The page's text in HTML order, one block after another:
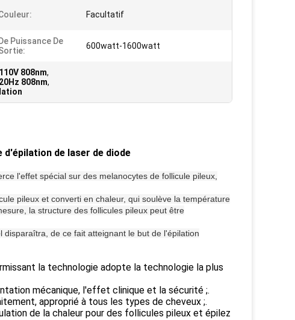
Facultatif
De Puissance De
600watt-1600watt
808nm,
808nm,
de laser de diode
l'effet spécial sur des melanocytes de follicule pileux,
pileux et converti en chaleur, qui soulève la température
la structure des follicules pileux peut être
de ce fait atteignant le but de l'épilation
la technologie adopte la technologie la plus
mécanique, l'effet clinique et la sécurité ;.
approprié à tous les types de cheveux ;.
de la chaleur pour des follicules pileux et épilez